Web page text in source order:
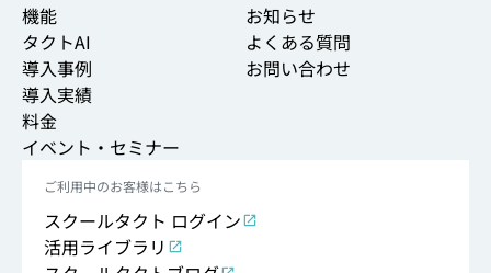
機能
タクトAI
導入事例
導入実績
料金
イベント・セミナー
お知らせ
よくある質問
お問い合わせ
ご利用中のお客様はこちら
スクールタクト ログイン
活用ライブラリ